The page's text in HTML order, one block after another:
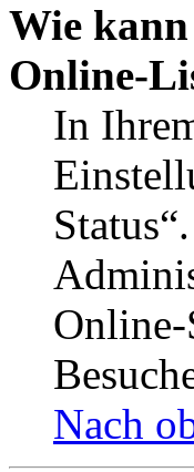
Wie
Online-
In
Online-
Nach